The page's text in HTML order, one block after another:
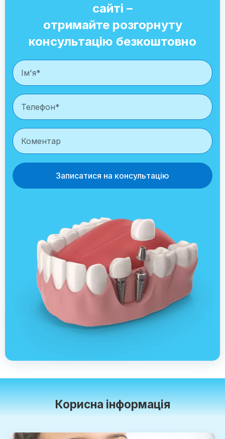
сайті –
отримайте розгорнуту
консультацію безкоштовно
Записатися на консультацію
Корисна інформація